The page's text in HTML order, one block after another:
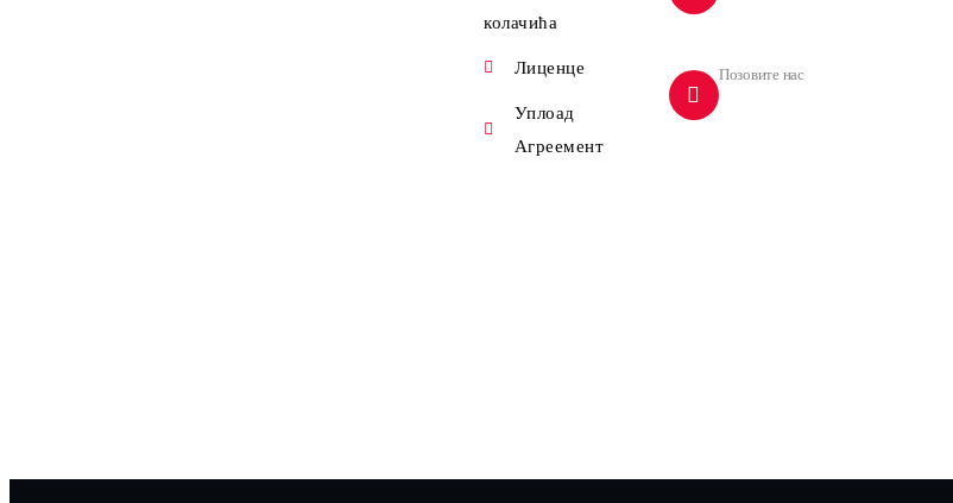
колачића
Лиценце
Уплоад
Агреемент
Позовите нас